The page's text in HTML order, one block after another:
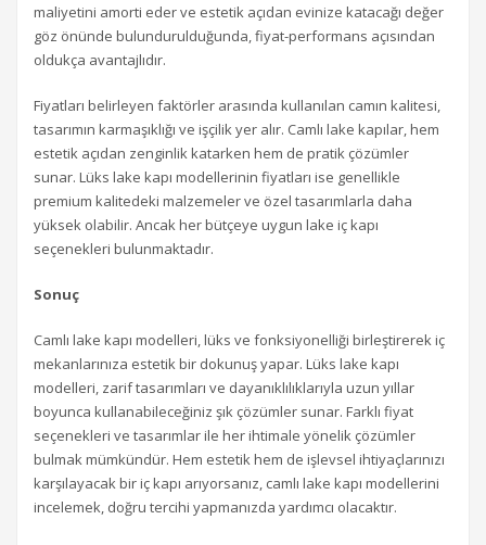
maliyetini amorti eder ve estetik açıdan evinize katacağı değer
göz önünde bulundurulduğunda, fiyat-performans açısından
oldukça avantajlıdır.
Fiyatları belirleyen faktörler arasında kullanılan camın kalitesi,
tasarımın karmaşıklığı ve işçilik yer alır. Camlı lake kapılar, hem
estetik açıdan zenginlik katarken hem de pratik çözümler
sunar. Lüks lake kapı modellerinin fiyatları ise genellikle
premium kalitedeki malzemeler ve özel tasarımlarla daha
yüksek olabilir. Ancak her bütçeye uygun lake iç kapı
seçenekleri bulunmaktadır.
Sonuç
Camlı lake kapı modelleri, lüks ve fonksiyonelliği birleştirerek iç
mekanlarınıza estetik bir dokunuş yapar. Lüks lake kapı
modelleri, zarif tasarımları ve dayanıklılıklarıyla uzun yıllar
boyunca kullanabileceğiniz şık çözümler sunar. Farklı fiyat
seçenekleri ve tasarımlar ile her ihtimale yönelik çözümler
bulmak mümkündür. Hem estetik hem de işlevsel ihtiyaçlarınızı
karşılayacak bir iç kapı arıyorsanız, camlı lake kapı modellerini
incelemek, doğru tercihi yapmanızda yardımcı olacaktır.